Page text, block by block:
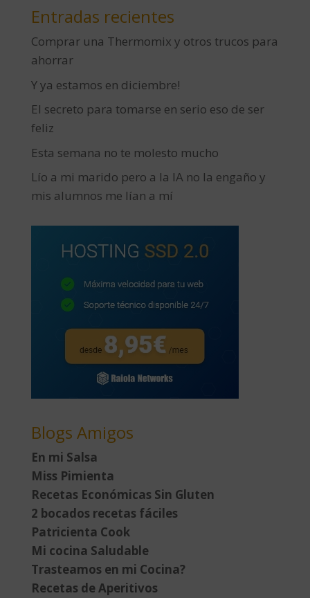
Entradas recientes
Comprar una Thermomix y otros trucos para
ahorrar
Y ya estamos en diciembre!
El secreto para tomarse en serio eso de ser
feliz
Esta semana no te molesto mucho
Lío a mi marido pero a la IA no la engaño y
mis alumnos me lían a mí
Blogs Amigos
En mi Salsa
Miss Pimienta
Recetas Económicas Sin Gluten
2 bocados recetas fáciles
Patricienta Cook
Mi cocina Saludable
Trasteamos en mi Cocina?
Recetas de Aperitivos